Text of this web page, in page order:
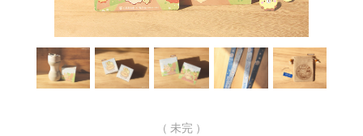
（ 未完 ）